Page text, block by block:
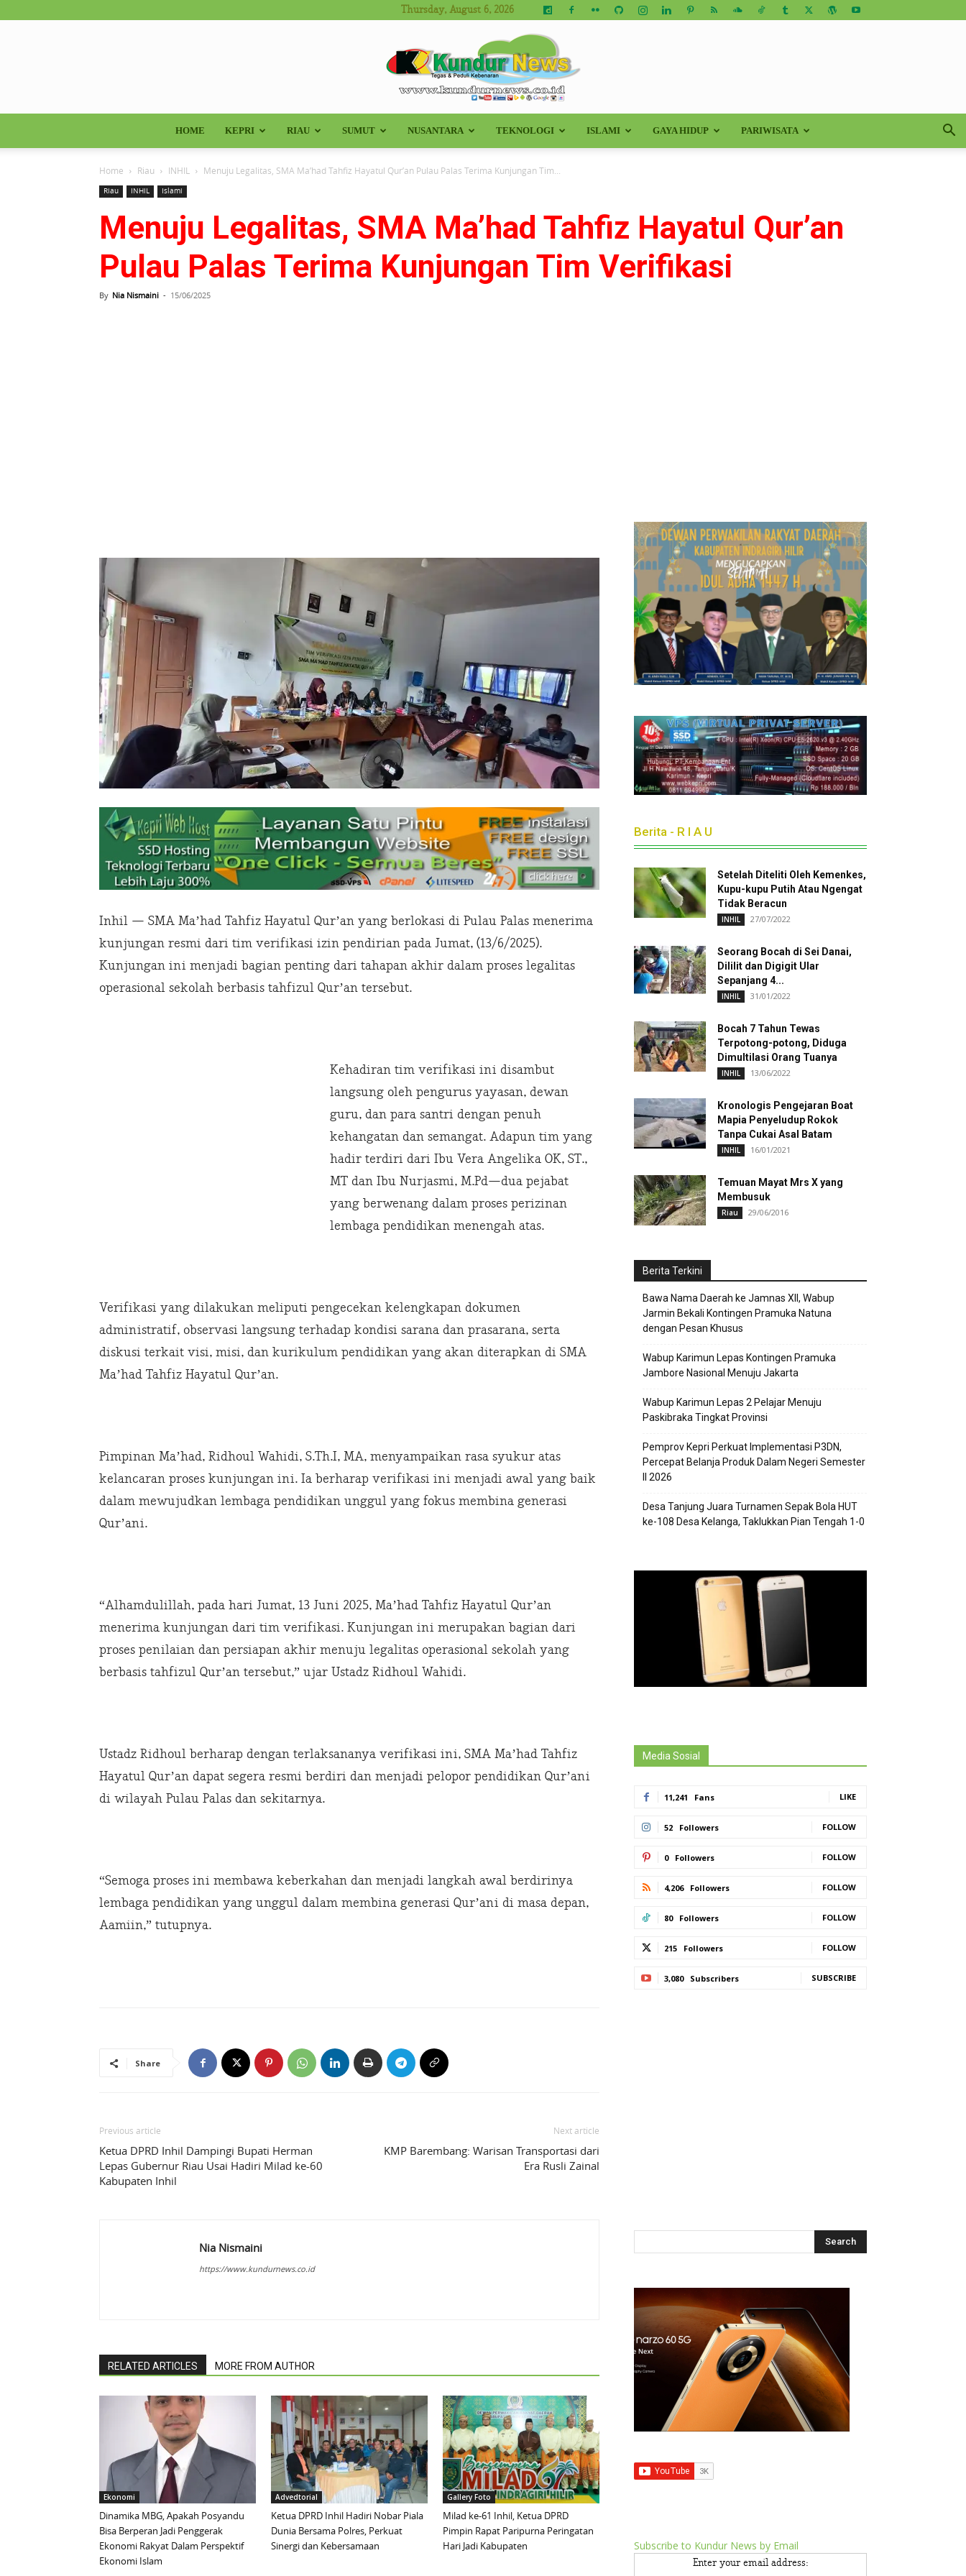
Thursday, August 6, 2026
Kundur
News
HOME KEPRI RIAU SUMUT NUSANTARA TEKNOLOGI ISLAMI GAYA HIDUP PARIWISATA
Home Riau INHIL Menuju Legalitas, SMA Ma’had Tahfiz Hayatul Qur’an Pulau Palas Terima Kunjungan Tim...
Riau INHIL Islami
Menuju Legalitas, SMA Ma’had Tahfiz Hayatul Qur’an
Pulau Palas Terima Kunjungan Tim Verifikasi
By Nia Nismaini - 15/06/2025
Inhil — SMA Ma’had Tahfiz Hayatul Qur’an yang berlokasi di Pulau Palas menerima
kunjungan resmi dari tim verifikasi izin pendirian pada Jumat, (13/6/2025).
Kunjungan ini menjadi bagian penting dari tahapan akhir dalam proses legalitas
operasional sekolah berbasis tahfizul Qur’an tersebut.
Kehadiran tim verifikasi ini disambut
langsung oleh pengurus yayasan, dewan
guru, dan para santri dengan penuh
kehangatan dan semangat. Adapun tim yang
hadir terdiri dari Ibu Vera Angelika OK, ST.,
MT dan Ibu Nurjasmi, M.Pd—dua pejabat
yang berwenang dalam proses perizinan
lembaga pendidikan menengah atas.
Verifikasi yang dilakukan meliputi pengecekan kelengkapan dokumen
administratif, observasi langsung terhadap kondisi sarana dan prasarana, serta
diskusi terkait visi, misi, dan kurikulum pendidikan yang akan diterapkan di SMA
Ma’had Tahfiz Hayatul Qur’an.
Pimpinan Ma’had, Ridhoul Wahidi, S.Th.I, MA, menyampaikan rasa syukur atas
kelancaran proses kunjungan ini. Ia berharap verifikasi ini menjadi awal yang baik
dalam mewujudkan lembaga pendidikan unggul yang fokus membina generasi
Qur’ani.
“Alhamdulillah, pada hari Jumat, 13 Juni 2025, Ma’had Tahfiz Hayatul Qur’an
menerima kunjungan dari tim verifikasi. Kunjungan ini merupakan bagian dari
proses penilaian dan persiapan akhir menuju legalitas operasional sekolah yang
berbasis tahfizul Qur’an tersebut,” ujar Ustadz Ridhoul Wahidi.
Ustadz Ridhoul berharap dengan terlaksananya verifikasi ini, SMA Ma’had Tahfiz
Hayatul Qur’an dapat segera resmi berdiri dan menjadi pelopor pendidikan Qur’ani
di wilayah Pulau Palas dan sekitarnya.
“Semoga proses ini membawa keberkahan dan menjadi langkah awal berdirinya
lembaga pendidikan yang unggul dalam membina generasi Qur’ani di masa depan,
Aamiin,” tutupnya.
Share
Previous article
Ketua DPRD Inhil Dampingi Bupati Herman
Lepas Gubernur Riau Usai Hadiri Milad ke-60
Kabupaten Inhil
Next article
KMP Barembang: Warisan Transportasi dari
Era Rusli Zainal
Nia Nismaini
https://www.kundurnews.co.id
RELATED ARTICLES MORE FROM AUTHOR
Ekonomi
Dinamika MBG, Apakah Posyandu
Bisa Berperan Jadi Penggerak
Ekonomi Rakyat Dalam Perspektif
Ekonomi Islam
Advedtorial
Ketua DPRD Inhil Hadiri Nobar Piala
Dunia Bersama Polres, Perkuat
Sinergi dan Kebersamaan
Gallery Foto
Milad ke-61 Inhil, Ketua DPRD
Pimpin Rapat Paripurna Peringatan
Hari Jadi Kabupaten
Berita - R I A U
Setelah Diteliti Oleh Kemenkes,
Kupu-kupu Putih Atau Ngengat
Tidak Beracun
INHIL 27/07/2022
Seorang Bocah di Sei Danai,
Dililit dan Digigit Ular
Sepanjang 4...
INHIL 31/01/2022
Bocah 7 Tahun Tewas
Terpotong-potong, Diduga
Dimultilasi Orang Tuanya
INHIL 13/06/2022
Kronologis Pengejaran Boat
Mapia Penyeludup Rokok
Tanpa Cukai Asal Batam
INHIL 16/01/2021
Temuan Mayat Mrs X yang
Membusuk
Riau 29/06/2016
Berita Terkini
Bawa Nama Daerah ke Jamnas XII, Wabup
Jarmin Bekali Kontingen Pramuka Natuna
dengan Pesan Khusus
Wabup Karimun Lepas Kontingen Pramuka
Jambore Nasional Menuju Jakarta
Wabup Karimun Lepas 2 Pelajar Menuju
Paskibraka Tingkat Provinsi
Pemprov Kepri Perkuat Implementasi P3DN,
Percepat Belanja Produk Dalam Negeri Semester
II 2026
Desa Tanjung Juara Turnamen Sepak Bola HUT
ke-108 Desa Kelanga, Taklukkan Pian Tengah 1-0
Media Sosial
11,241 Fans LIKE
52 Followers FOLLOW
0 Followers FOLLOW
4,206 Followers FOLLOW
80 Followers FOLLOW
215 Followers FOLLOW
3,080 Subscribers SUBSCRIBE
Subscribe to Kundur News by Email
Enter your email address: